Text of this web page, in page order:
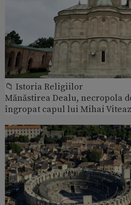
📁 Istoria Religiilor
Mănăstirea Dealu, necropola
îngropat capul lui Mihai